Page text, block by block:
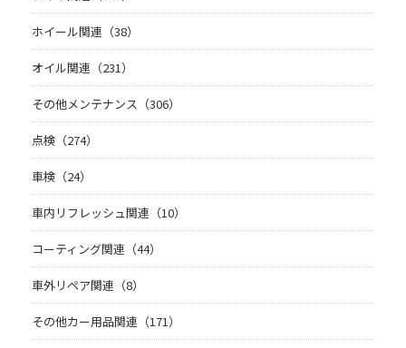
ホイール関連（38）
オイル関連（231）
その他メンテナンス（306）
点検（274）
車検（24）
車内リフレッシュ関連（10）
コーティング関連（44）
車外リペア関連（8）
その他カー用品関連（171）